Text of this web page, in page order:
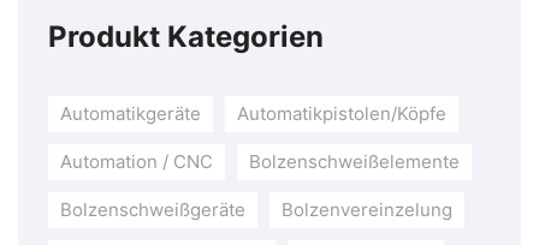
Produkt Kategorien
Automatikgeräte Automatikpistolen/Köpfe
Automation / CNC Bolzenschweißelemente
Bolzenschweißgeräte Bolzenvereinzelung